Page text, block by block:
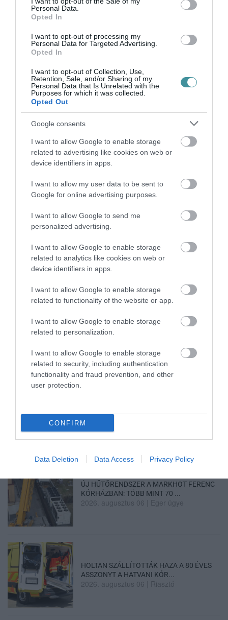
Personal Data.
Opted In
I want to opt-out of processing my
Personal Data for Targeted Advertising.
Opted In
I want to opt-out of Collection, Use,
Retention, Sale, and/or Sharing of my
Personal Data that Is Unrelated with the
Purposes for which it was collected.
Opted Out
Google consents
I want to allow Google to enable storage
related to advertising like cookies on web or
device identifiers in apps.
I want to allow my user data to be sent to
Google for online advertising purposes.
I want to allow Google to send me
personalized advertising.
I want to allow Google to enable storage
related to analytics like cookies on web or
device identifiers in apps.
I want to allow Google to enable storage
related to functionality of the website or app.
I want to allow Google to enable storage
related to personalization.
I want to allow Google to enable storage
related to security, including authentication
functionality and fraud prevention, and other
user protection.
CONFIRM
Data Deletion Data Access Privacy Policy
Az országos tisztifőorvos már megkapta a
semmilyen mellékhatást nem észlelt, helyi
tünetet sem, sőt, szinte még az oltás beadását
sem érezte.
Ne maradjon le a legfrissebb hírekről, kövessen
bennünket az EGRI ÜGYEK Google Hírek oldalán!
VISSZA A FŐOLDALRA
LAKÓÉPÜLETEK LÁNGOLTAK SZERDÁN
2026. augusztus 06
EGY EGRI CSALÁD TÖRTÉNE...
2026. augusztus 06
ÚJ HŰTŐRENDSZER A MARKHOT FERENC
KÓRHÁZBAN: TÖBB MINT 70 ...
2026. augusztus 06 Eger ügye
HOLTAN SZÁLLÍTOTTÁK HAZA A 80 ÉVES
ASSZONYT A HATVANI KÓR...
2026. augusztus 06 Riasztó